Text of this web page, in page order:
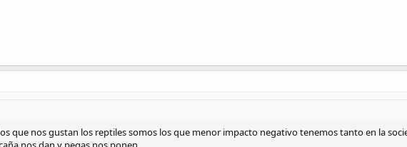
que nos gustan los reptiles somos los que menor impacto negativo tenemos tanto en la